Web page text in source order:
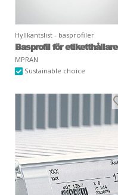
Hyllkantslist - basprofiler
Basprofil för etiketthållare
MPRAN
Sustainable choice